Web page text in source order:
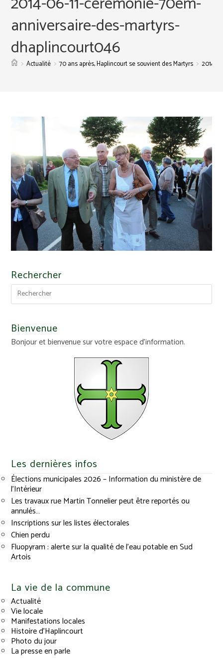
anniversaire-des-martyrs-
dhaplincourt046
> Actualité > 70 ans après, Haplincourt se souvient des Martyrs > 2014-
Rechercher
Bienvenue
Bonjour et bienvenue sur votre espace d'information.
Les dernières infos
Élections municipales 2026 – Information du ministère de
l’Intérieur
Les travaux rue Martin Tonnelier peut être reportés ou
annulés…
Inscriptions sur les listes électorales
Chien perdu
Fluopyram : alerte sur la qualité de l’eau potable en Sud
Artois
La vie de la commune
Actualité
Vie locale
Manifestations locales
Histoire d’Haplincourt
Photo du jour
La presse en parle